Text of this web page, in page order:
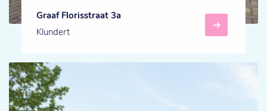
Graaf Florisstraat 3a
Klundert